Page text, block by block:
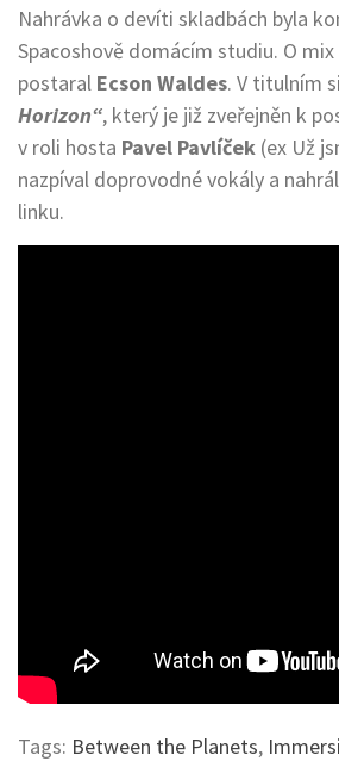
Nahrávka o devíti skladbách byla
Spacoshově domácím studiu. O
postaral Ecson Waldes. V titulním
Horizon“, který je již zveřejněn k
v roli hosta Pavel Pavlíček (ex Už
nazpíval doprovodné vokály a
linku.
Tags: Between the Planets,